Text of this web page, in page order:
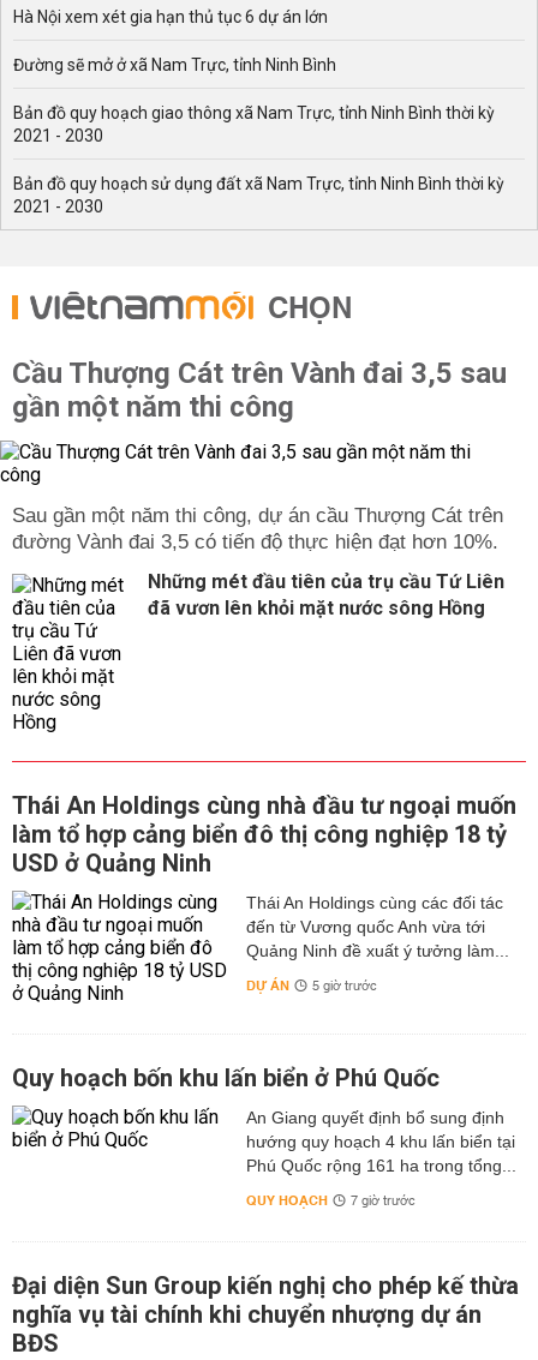
Hà Nội xem xét gia hạn thủ tục 6 dự án lớn
Đường sẽ mở ở xã Nam Trực, tỉnh Ninh Bình
Bản đồ quy hoạch giao thông xã Nam Trực, tỉnh Ninh Bình thời kỳ
2021 - 2030
Bản đồ quy hoạch sử dụng đất xã Nam Trực, tỉnh Ninh Bình thời kỳ
2021 - 2030
CHỌN
Cầu Thượng Cát trên Vành đai 3,5 sau
gần một năm thi công
Sau gần một năm thi công, dự án cầu Thượng Cát trên
đường Vành đai 3,5 có tiến độ thực hiện đạt hơn 10%.
Những mét đầu tiên của trụ cầu Tứ Liên
đã vươn lên khỏi mặt nước sông Hồng
Thái An Holdings cùng nhà đầu tư ngoại muốn
làm tổ hợp cảng biển đô thị công nghiệp 18 tỷ
USD ở Quảng Ninh
Thái An Holdings cùng các đối tác
đến từ Vương quốc Anh vừa tới
Quảng Ninh đề xuất ý tưởng làm...
DỰ ÁN 5 giờ trước
Quy hoạch bốn khu lấn biển ở Phú Quốc
An Giang quyết định bổ sung định
hướng quy hoạch 4 khu lấn biển tại
Phú Quốc rộng 161 ha trong tổng...
QUY HOẠCH 7 giờ trước
Đại diện Sun Group kiến nghị cho phép kế thừa
nghĩa vụ tài chính khi chuyển nhượng dự án
BĐS